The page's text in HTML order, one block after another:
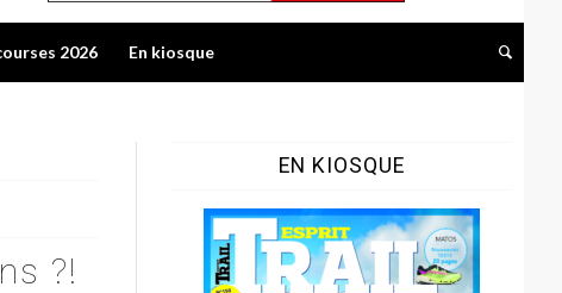
2026 En kiosque
?!
EN KIOSQUE